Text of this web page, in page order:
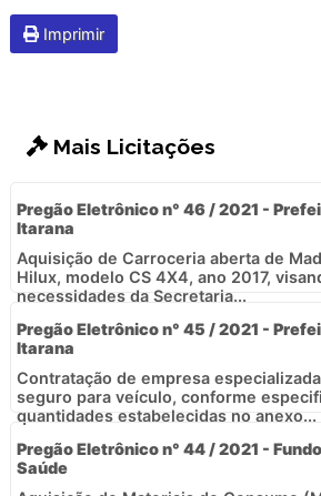
Imprimir
Mais Licitações
Pregão Eletrônico n° 46 / 2021 -
Itarana
Aquisição de Carroceria aberta de
Hilux, modelo CS 4X4, ano 2017,
necessidades da Secretaria...
Pregão Eletrônico n° 45 / 2021 -
Itarana
Contratação de empresa
seguro para veículo, conforme
quantidades estabelecidas no anexo...
Pregão Eletrônico n° 44 / 2021 -
Saúde